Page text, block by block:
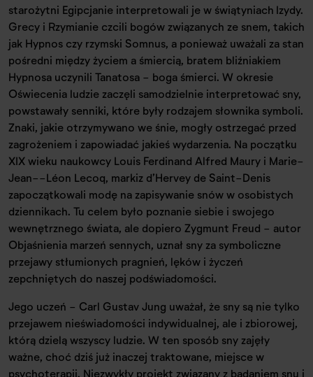
starożytni Egipcjanie interpretowali je w świątyniach Izydy.
Grecy i Rzymianie czcili bogów związanych ze snem, takich
jak Hypnos czy rzymski Somnus, a ponieważ uważali za stan
pośredni między życiem a śmiercią, bratem bliźniakiem
Hypnosa uczynili Tanatosa - boga śmierci. W okresie
Oświecenia ludzie zaczęli samodzielnie interpretować sny,
powstawały senniki, które były rodzajem słownika symboli.
Znaki, jakie otrzymywano we śnie, mogły ostrzegać przed
zagrożeniem i zapowiadać jakieś wydarzenia. Na początku
XIX wieku naukowcy Louis Ferdinand Alfred Maury i Marie-
Jean--Léon Lecoq, markiz d’Hervey de Saint-Denis
zapoczątkowali modę na zapisywanie snów w osobistych
dziennikach. Tu celem było poznanie siebie i swojego
wewnętrznego świata, ale dopiero Zygmunt Freud - autor
Objaśnienia marzeń sennych, uznał sny za symboliczne
przejawy stłumionych pragnień, lęków i życzeń
zepchniętych do naszej podświadomości.
Jego uczeń - Carl Gustav Jung uważał, że sny są nie tylko
przejawem nieświadomości indywidualnej, ale i zbiorowej,
którą dzielą wszyscy ludzie. W ten sposób sny zajęły
ważne, choć dziś już inaczej traktowane, miejsce w
psychoterapii. Niezwykły projekt związany z badaniem snu i